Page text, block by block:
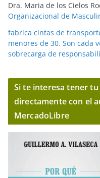
Dra. Maria de los Cielos
Organizacional de
fabrica cintas de
menores de 30. Son cada
sobrecarga de
Si te interesa tener
directamente con el
MercadoLibre